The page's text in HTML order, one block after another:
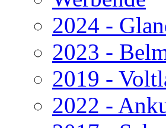
2024 -
2023 -
2019 -
2022 -